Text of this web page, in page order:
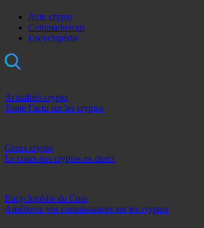
Actu crypto
Coinmarketcap
Encyclopédie
Actualités crypto
Toute l’actu sur les cryptos
Cours crypto
Le cours des cryptos en direct
Encyclopédie du Coin
Améliorez vos connaissances sur les cryptos